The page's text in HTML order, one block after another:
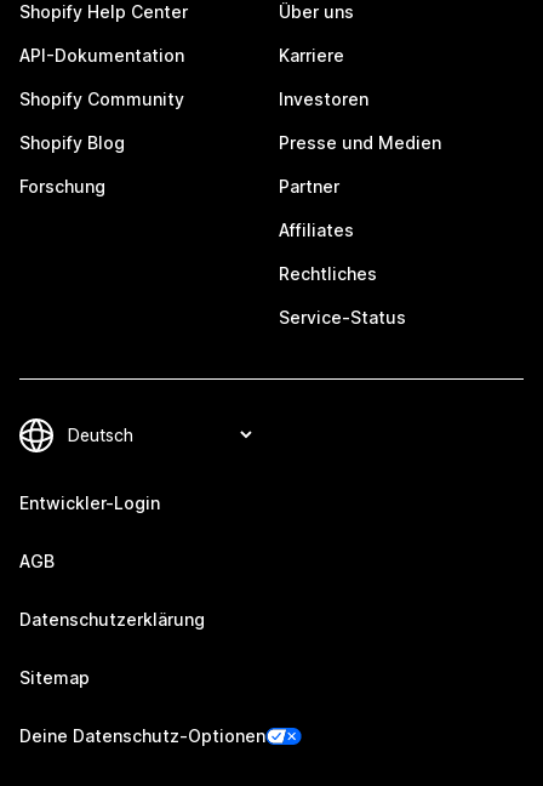
Shopify Help Center
API-Dokumentation
Shopify Community
Shopify Blog
Forschung
Über uns
Karriere
Investoren
Presse und Medien
Partner
Affiliates
Rechtliches
Service-Status
Entwickler-Login
AGB
Datenschutzerklärung
Sitemap
Deine Datenschutz-Optionen